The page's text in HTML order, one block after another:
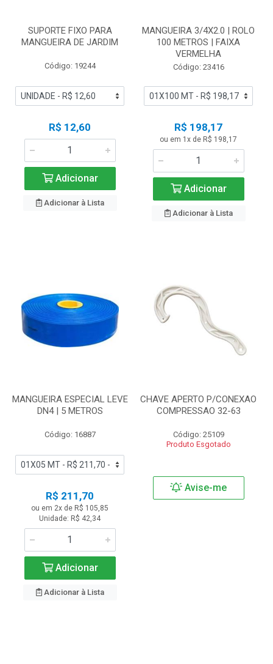
SUPORTE FIXO PARA
MANGUEIRA DE JARDIM
Código: 19244
R$ 12,60
Adicionar
Adicionar à Lista
MANGUEIRA 3/4X2.0 | ROLO
100 METROS | FAIXA
VERMELHA
Código: 23416
R$ 198,17
ou em 1x de R$ 198,17
Adicionar
Adicionar à Lista
MANGUEIRA ESPECIAL LEVE
DN4 | 5 METROS
Código: 16887
R$ 211,70
ou em 2x de R$ 105,85
Unidade: R$ 42,34
Adicionar
Adicionar à Lista
CHAVE APERTO P/CONEXAO
COMPRESSAO 32-63
Código: 25109
Produto Esgotado
Avise-me